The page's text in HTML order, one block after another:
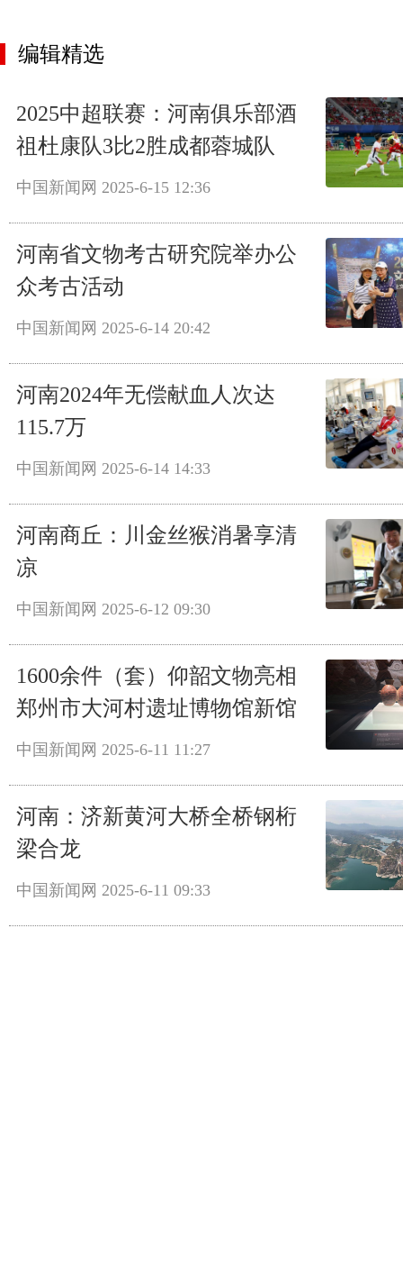
编辑精选
2025中超联赛：河南俱乐部酒
祖杜康队3比2胜成都蓉城队
中国新闻网 2025-6-15 12:36
河南省文物考古研究院举办公
众考古活动
中国新闻网 2025-6-14 20:42
河南2024年无偿献血人次达
115.7万
中国新闻网 2025-6-14 14:33
河南商丘：川金丝猴消暑享清
凉
中国新闻网 2025-6-12 09:30
1600余件（套）仰韶文物亮相
郑州市大河村遗址博物馆新馆
中国新闻网 2025-6-11 11:27
河南：济新黄河大桥全桥钢桁
梁合龙
中国新闻网 2025-6-11 09:33